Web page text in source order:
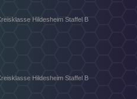
Hildesheim Staffel B
Hildesheim Staffel B